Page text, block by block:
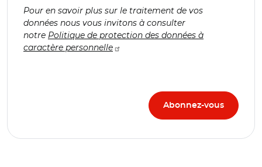
Pour en savoir plus sur le traitement de vos
données nous vous invitons à consulter
notre Politique de protection des données à
caractère personnelle